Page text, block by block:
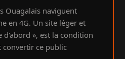
Ouagalais naviguent
en 4G. Un site léger et
d'abord », est la condition
convertir ce public